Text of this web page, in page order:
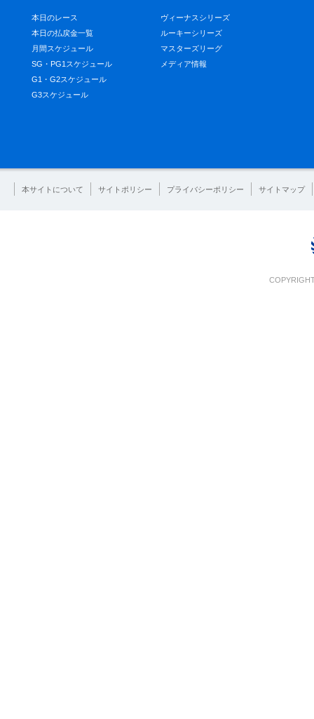
本日のレース
本日の払戻金一覧
月間スケジュール
SG・PG1スケジュール
G1・G2スケジュール
G3スケジュール
ヴィーナスシリーズ
ルーキーシリーズ
マスターズリーグ
メディア情報
本サイトについて サイトポリシー プライバシーポリシー サイトマップ